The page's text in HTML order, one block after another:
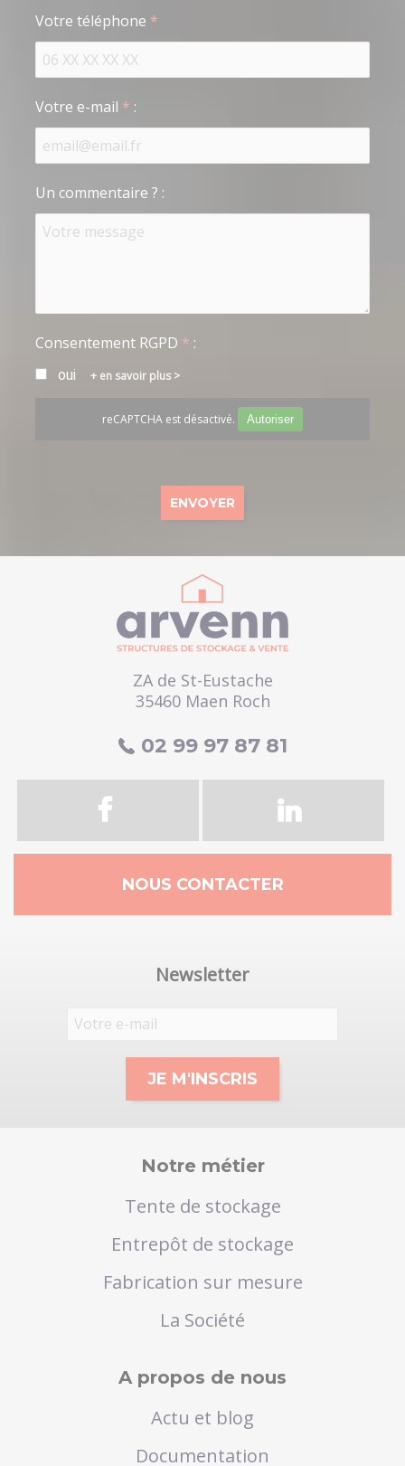
Votre téléphone *
Votre e-mail * :
Un commentaire ? :
Consentement RGPD * :
oui en savoir plus >
reCAPTCHA est désactivé. Autoriser
ZA de St-Eustache
35460 Maen Roch
02 99 97 87 81
NOUS CONTACTER
Newsletter
Notre métier
Tente de stockage
Entrepôt de stockage
Fabrication sur mesure
La Société
A propos de nous
Actu et blog
Documentation